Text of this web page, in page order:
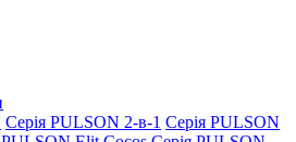
Серія PULSON 2-в-1 Серія PULSON